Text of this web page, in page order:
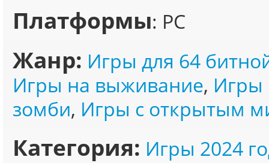
Платформы: PC
Жанр: Игры для 64
Игры на выживание, Игры
зомби, Игры с открытым
Категория: Игры 2024